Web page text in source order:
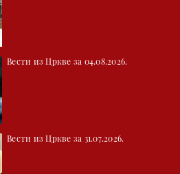
Вести из Цркве за 04.08.2026.
Вести из Цркве за 31.07.2026.